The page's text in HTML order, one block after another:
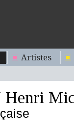
Artistes
Henri